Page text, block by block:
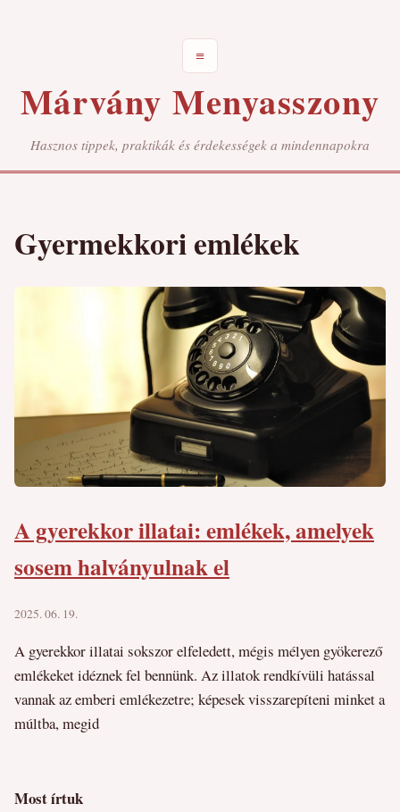
≡
Márvány Menyasszony
Hasznos tippek, praktikák és érdekességek a mindennapokra
Gyermekkori emlékek
A gyerekkor illatai: emlékek, amelyek
sosem halványulnak el
2025. 06. 19.
A gyerekkor illatai sokszor elfeledett, mégis mélyen gyökerező
emlékeket idéznek fel bennünk. Az illatok rendkívüli hatással
vannak az emberi emlékezetre; képesek visszarepíteni minket a
múltba, megid
Most írtuk